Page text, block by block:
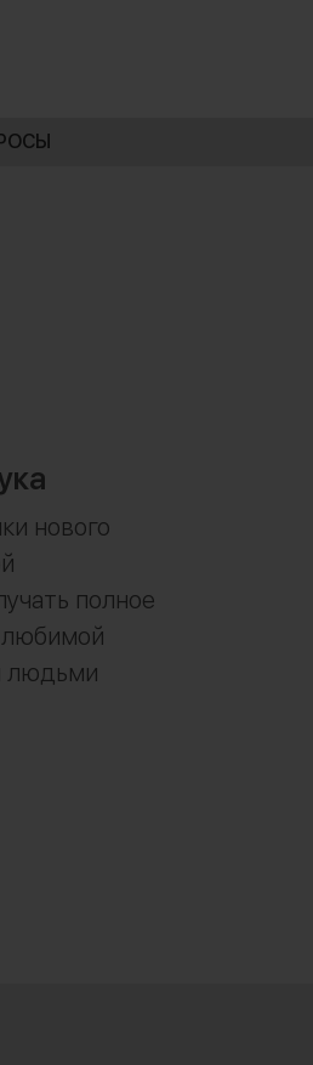
нового
полное
любимой
людьми